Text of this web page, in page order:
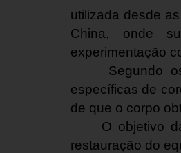
utilizada desde
China, onde
experimentação
Segundo os
específicas de
de que o corpo
O objetivo da
restauração do